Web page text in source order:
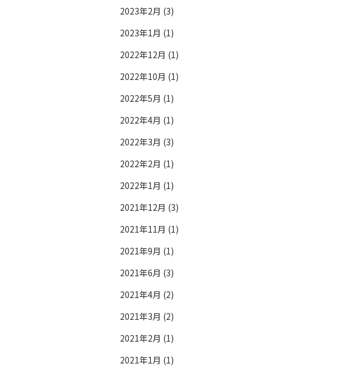
2023年2月 (3)
2023年1月 (1)
2022年12月 (1)
2022年10月 (1)
2022年5月 (1)
2022年4月 (1)
2022年3月 (3)
2022年2月 (1)
2022年1月 (1)
2021年12月 (3)
2021年11月 (1)
2021年9月 (1)
2021年6月 (3)
2021年4月 (2)
2021年3月 (2)
2021年2月 (1)
2021年1月 (1)